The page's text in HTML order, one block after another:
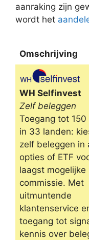
aanraking zijn
wordt het
Omschrijving
Omschrijving
WH Selfinvest
Zelf beleggen
Toegang tot 150
in 33 landen:
zelf beleggen in
opties of ETF
laagst mogelijke
commissie. Met
uitmuntende
klantenservice
toegang tot
kennis over